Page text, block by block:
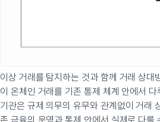
이상 거래를 탐지하는 것과 함께 거래 상
이 온체인 거래를 기존 통제 체계 안에서
기관은 규제 의무의 유무와 관계없이 거래